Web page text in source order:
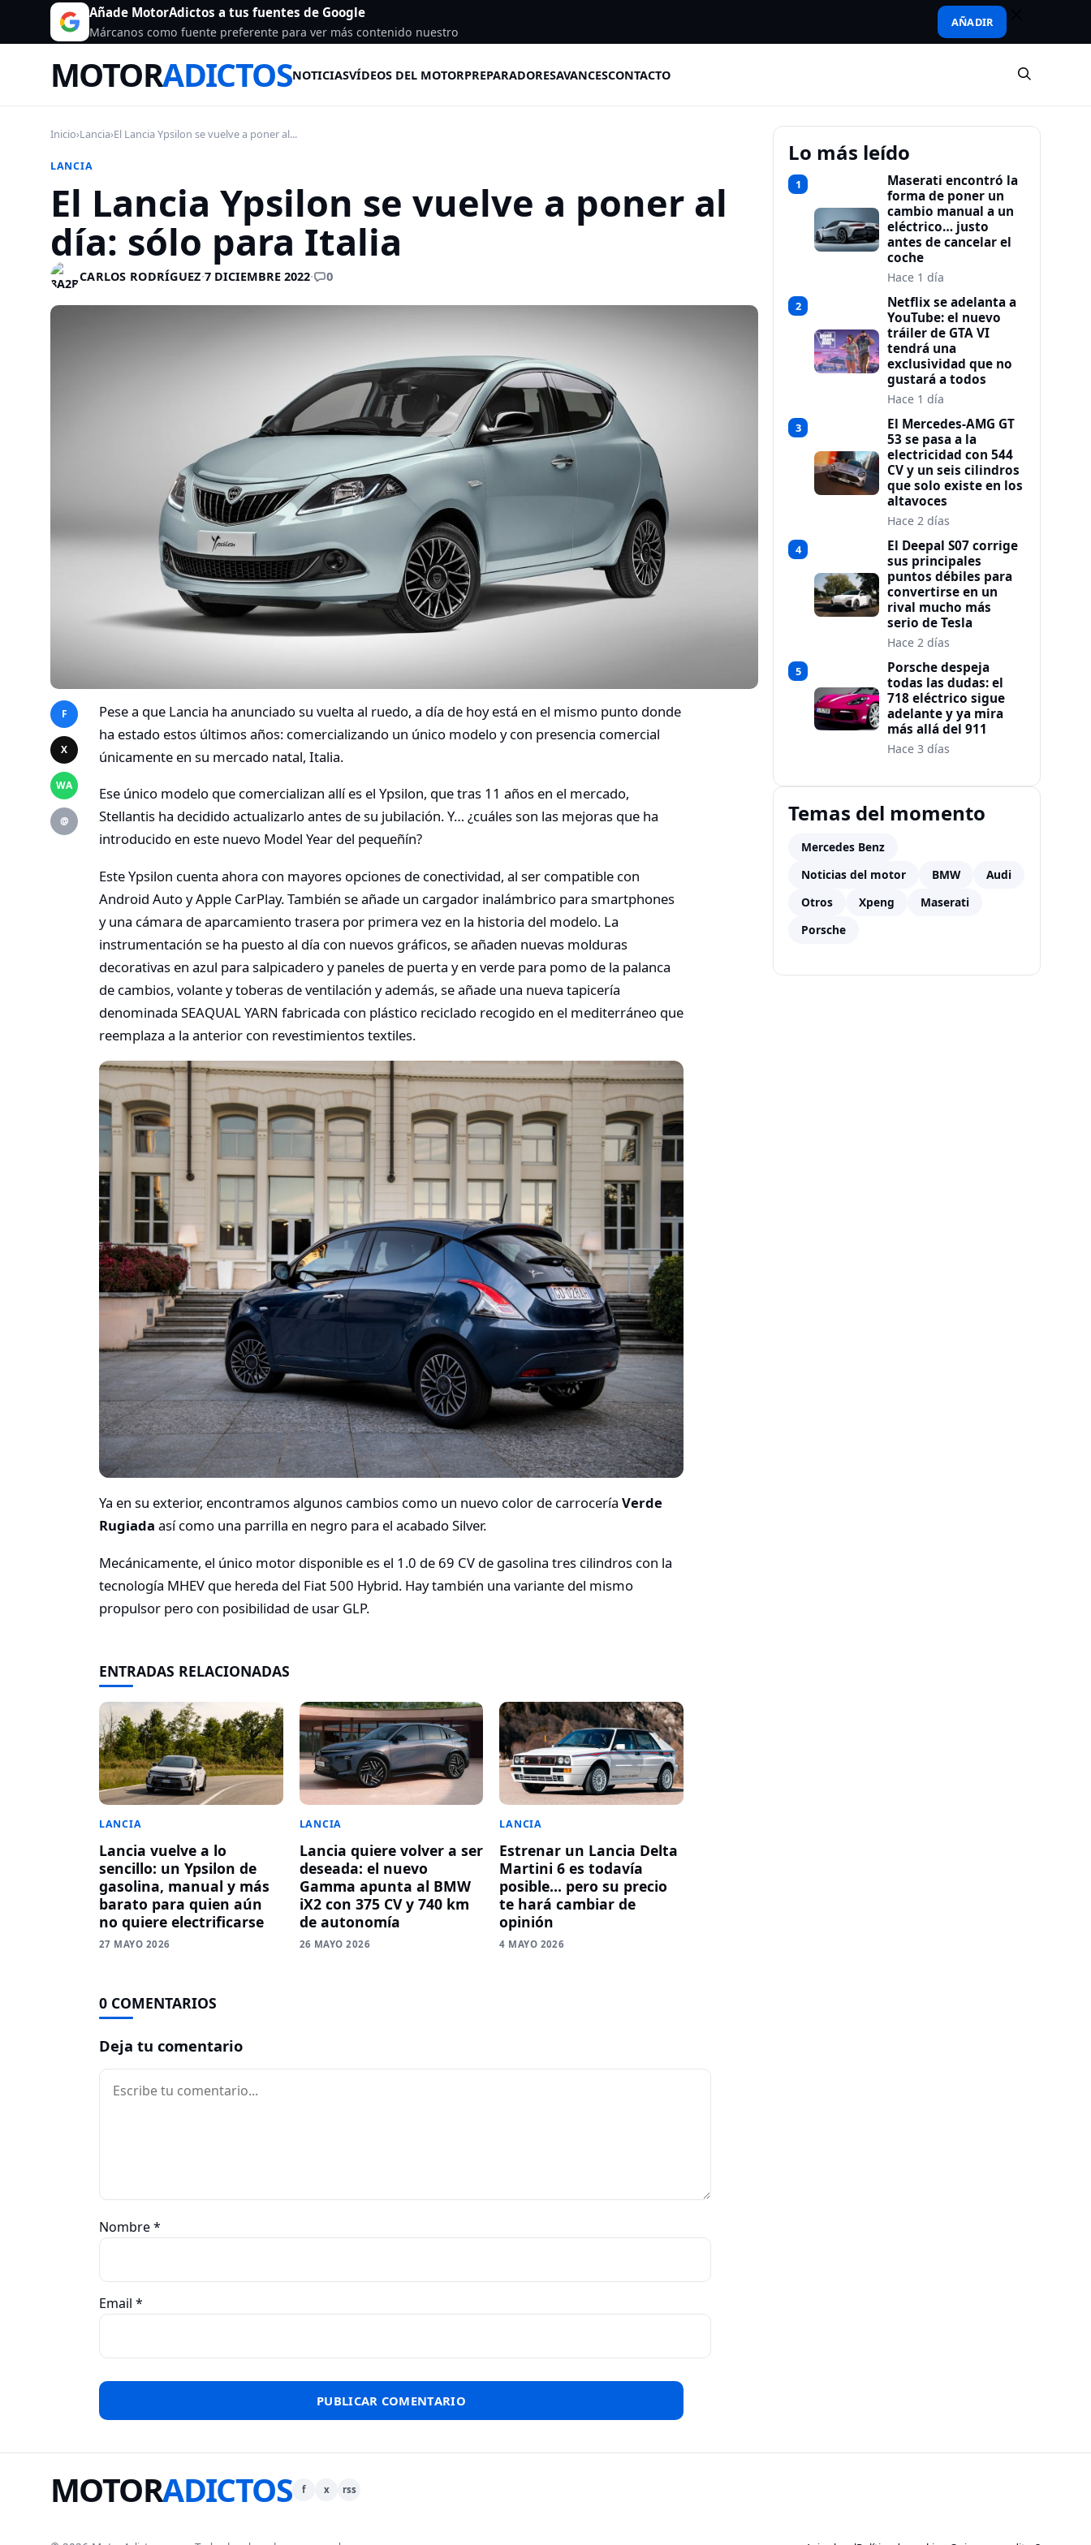
Añade MotorAdictos a tus fuentes de Google
Márcanos como fuente preferente para ver más contenido nuestro
AÑADIR
MOTORADICTOSNOTICIASVÍDEOS DEL MOTORPREPARADORESAVANCESCONTACTO
Inicio›Lancia›El Lancia Ypsilon se vuelve a poner al...
LANCIA
El Lancia Ypsilon se vuelve a poner al
día: sólo para Italia
CARLOS RODRÍGUEZ·7 DICIEMBRE 2022· 0
F
X
WA
@
Pese a que Lancia ha anunciado su vuelta al ruedo, a día de hoy está en el mismo punto donde
ha estado estos últimos años: comercializando un único modelo y con presencia comercial
únicamente en su mercado natal, Italia.
Ese único modelo que comercializan allí es el Ypsilon, que tras 11 años en el mercado,
Stellantis ha decidido actualizarlo antes de su jubilación. Y… ¿cuáles son las mejoras que ha
introducido en este nuevo Model Year del pequeñín?
Este Ypsilon cuenta ahora con mayores opciones de conectividad, al ser compatible con
Android Auto y Apple CarPlay. También se añade un cargador inalámbrico para smartphones
y una cámara de aparcamiento trasera por primera vez en la historia del modelo. La
instrumentación se ha puesto al día con nuevos gráficos, se añaden nuevas molduras
decorativas en azul para salpicadero y paneles de puerta y en verde para pomo de la palanca
de cambios, volante y toberas de ventilación y además, se añade una nueva tapicería
denominada SEAQUAL YARN fabricada con plástico reciclado recogido en el mediterráneo que
reemplaza a la anterior con revestimientos textiles.
Ya en su exterior, encontramos algunos cambios como un nuevo color de carrocería Verde
Rugiada así como una parrilla en negro para el acabado Silver.
Mecánicamente, el único motor disponible es el 1.0 de 69 CV de gasolina tres cilindros con la
tecnología MHEV que hereda del Fiat 500 Hybrid. Hay también una variante del mismo
propulsor pero con posibilidad de usar GLP.
ENTRADAS RELACIONADAS
LANCIA
Lancia vuelve a lo
sencillo: un Ypsilon de
gasolina, manual y más
barato para quien aún
no quiere electrificarse
27 MAYO 2026
LANCIA
Lancia quiere volver a ser
deseada: el nuevo
Gamma apunta al BMW
iX2 con 375 CV y 740 km
de autonomía
26 MAYO 2026
LANCIA
Estrenar un Lancia Delta
Martini 6 es todavía
posible… pero su precio
te hará cambiar de
opinión
4 MAYO 2026
0 COMENTARIOS
Deja tu comentario
Comentario
Nombre*
Email *
Lo más leído
1
Maserati encontró la
forma de poner un
cambio manual a un
eléctrico… justo
antes de cancelar el
coche
Hace 1 día
2
Netflix se adelanta a
YouTube: el nuevo
tráiler de GTA VI
tendrá una
exclusividad que no
gustará a todos
Hace 1 día
3
El Mercedes-AMG GT
53 se pasa a la
electricidad con 544
CV y un seis cilindros
que solo existe en los
altavoces
Hace 2 días
4
El Deepal S07 corrige
sus principales
puntos débiles para
convertirse en un
rival mucho más
serio de Tesla
Hace 2 días
5
Porsche despeja
todas las dudas: el
718 eléctrico sigue
adelante y ya mira
más allá del 911
Hace 3 días
Temas del momento
Mercedes Benz
Noticias del motor
BMW
Audi
Otros
Xpeng
Maserati
Porsche
MOTORADICTOS f x rss